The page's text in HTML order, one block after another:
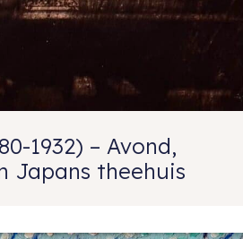
1932) – Avond,
Japans theehuis